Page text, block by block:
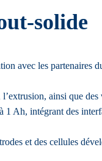
solide
avec les partenaires
ainsi que
Ah, intégrant des
et des cellules